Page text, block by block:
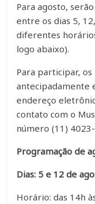
Para agosto,
entre os dias 5,
diferentes
logo abaixo).
Para participar,
antecipadamente
endereço
contato com o
número (11)
Programação de
Dias: 5 e 12 de
Horário: das 14h